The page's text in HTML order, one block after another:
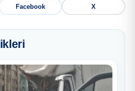
Facebook X